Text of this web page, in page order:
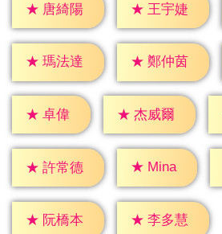
★ 唐綺陽 ★ 王宇婕
★ 瑪法達 ★ 鄭仲茵
★ 卓偉 ★ 杰威爾
★ 許常德 ★ Mina
★ 阮橋本 ★ 李多慧